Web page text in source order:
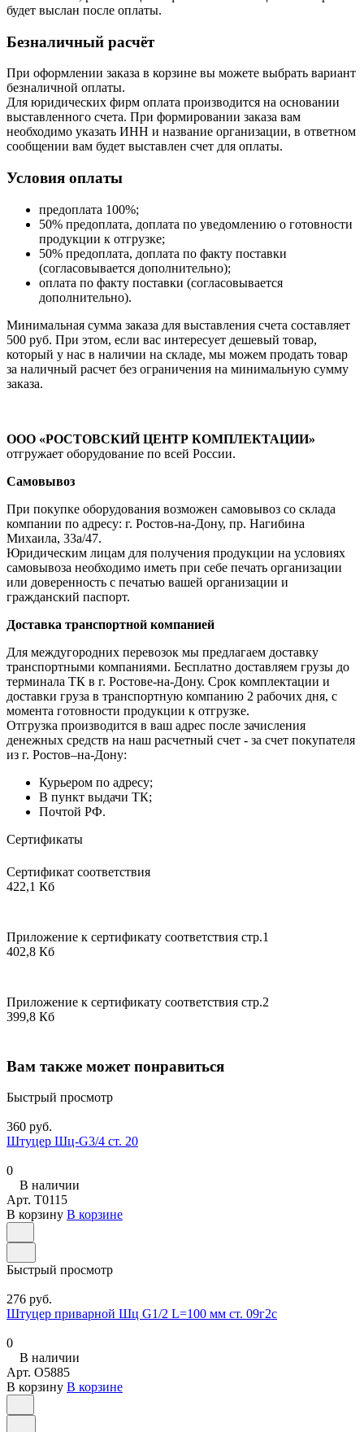
будет выслан после оплаты.
Безналичный расчёт
При оформлении заказа в корзине вы можете выбрать вариант
безналичной оплаты.
Для юридических фирм оплата производится на основании
выставленного счета. При формировании заказа вам
необходимо указать ИНН и название организации, в ответном
сообщении вам будет выставлен счет для оплаты.
Условия оплаты
предоплата 100%;
50% предоплата, доплата по уведомлению о готовности
продукции к отгрузке;
50% предоплата, доплата по факту поставки
(согласовывается дополнительно);
оплата по факту поставки (согласовывается
дополнительно).
Минимальная сумма заказа для выставления счета составляет
500 руб. При этом, если вас интересует дешевый товар,
который у нас в наличии на складе, мы можем продать товар
за наличный расчет без ограничения на минимальную сумму
заказа.
ООО «РОСТОВСКИЙ ЦЕНТР КОМПЛЕКТАЦИИ»
отгружает оборудование по всей России.
Самовывоз
При покупке оборудования возможен самовывоз со склада
компании по адресу: г. Ростов-на-Дону, пр. Нагибина
Михаила, 33а/47.
Юридическим лицам для получения продукции на условиях
самовывоза необходимо иметь при себе печать организации
или доверенность с печатью вашей организации и
гражданский паспорт.
Доставка транспортной компанией
Для междугородних перевозок мы предлагаем доставку
транспортными компаниями. Бесплатно доставляем грузы до
терминала ТК в г. Ростове-на-Дону. Срок комплектации и
доставки груза в транспортную компанию 2 рабочих дня, с
момента готовности продукции к отгрузке.
Отгрузка производится в ваш адрес после зачисления
денежных средств на наш расчетный счет - за счет покупателя
из г. Ростов–на-Дону:
Курьером по адресу;
В пункт выдачи ТК;
Почтой РФ.
Сертификаты
Сертификат соответствия
422,1 Кб
Приложение к сертификату соответствия стр.1
402,8 Кб
Приложение к сертификату соответствия стр.2
399,8 Кб
Вам также может понравиться
Быстрый просмотр
360 руб.
Штуцер Шц-G3/4 ст. 20
0
В наличии
Арт. T0115
В корзину В корзине
Быстрый просмотр
276 руб.
Штуцер приварной Шц G1/2 L=100 мм ст. 09г2с
0
В наличии
Арт. O5885
В корзину В корзине